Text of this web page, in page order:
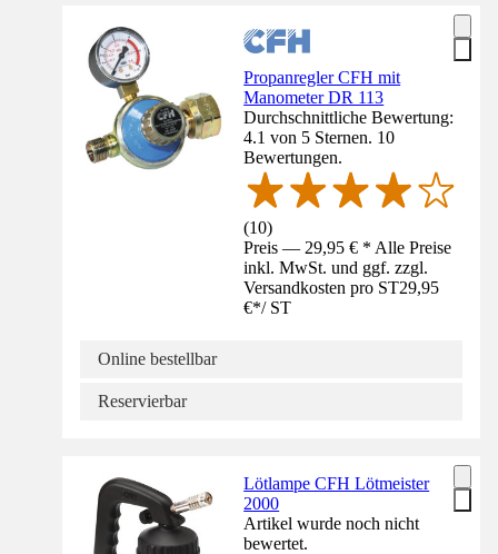
Propanregler CFH mit
Manometer DR 113
Durchschnittliche Bewertung:
4.1 von 5 Sternen. 10
Bewertungen.
(10)
Preis — 29,95 € * Alle Preise
inkl. MwSt. und ggf. zzgl.
Versandkosten pro ST29,95
€*/ ST
Online bestellbar
Reservierbar
Lötlampe CFH Lötmeister
2000
Artikel wurde noch nicht
bewertet.